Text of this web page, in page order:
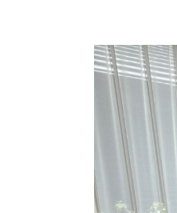
ATELIER MOKUBAの
特別なダイニングチェア
一枚板用のテーブル脚
コーディネート集
メンテナンス方法